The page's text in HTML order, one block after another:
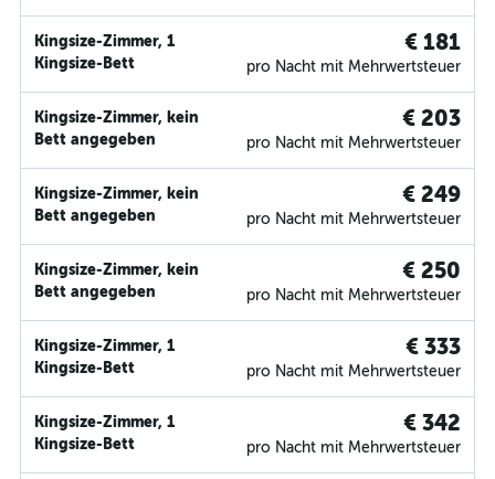
Kingsize-Zimmer, 1
Kingsize-Bett
€ 181
pro Nacht mit Mehrwertsteuer
Kingsize-Zimmer, kein
Bett angegeben
€ 203
pro Nacht mit Mehrwertsteuer
Kingsize-Zimmer, kein
Bett angegeben
€ 249
pro Nacht mit Mehrwertsteuer
Kingsize-Zimmer, kein
Bett angegeben
€ 250
pro Nacht mit Mehrwertsteuer
Kingsize-Zimmer, 1
Kingsize-Bett
€ 333
pro Nacht mit Mehrwertsteuer
Kingsize-Zimmer, 1
Kingsize-Bett
€ 342
pro Nacht mit Mehrwertsteuer